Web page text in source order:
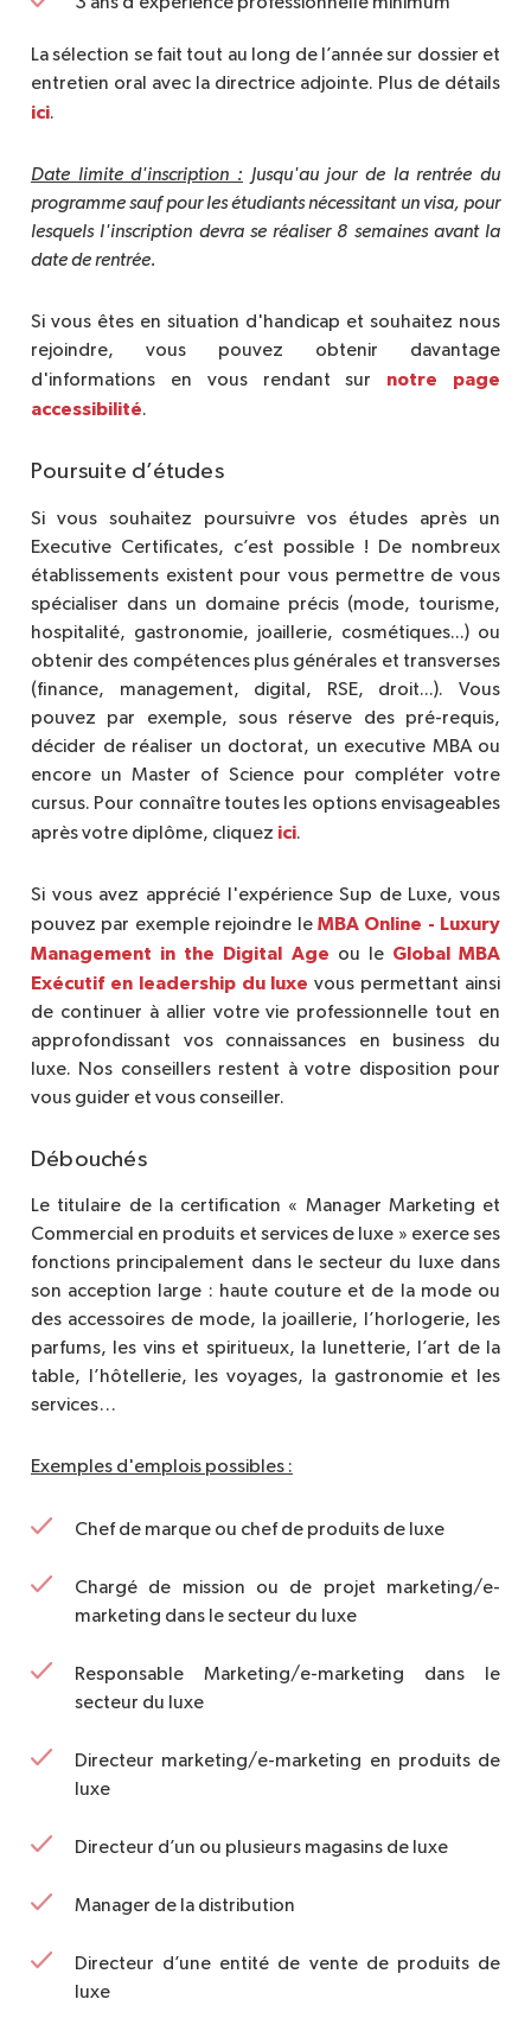
3 ans d’expérience professionnelle minimum
La sélection se fait tout au long de l’année sur dossier et
entretien oral avec la directrice adjointe. Plus de détails
ici.
Date limite d'inscription : Jusqu'au jour de la rentrée du
programme sauf pour les étudiants nécessitant un visa, pour
lesquels l'inscription devra se réaliser 8 semaines avant la
date de rentrée.
Si vous êtes en situation d'handicap et souhaitez nous
rejoindre, vous pouvez obtenir davantage
d'informations en vous rendant sur notre page
accessibilité.
Poursuite d’études
Si vous souhaitez poursuivre vos études après un
Executive Certificates, c’est possible ! De nombreux
établissements existent pour vous permettre de vous
spécialiser dans un domaine précis (mode, tourisme,
hospitalité, gastronomie, joaillerie, cosmétiques...) ou
obtenir des compétences plus générales et transverses
(finance, management, digital, RSE, droit...). Vous
pouvez par exemple, sous réserve des pré-requis,
décider de réaliser un doctorat, un executive MBA ou
encore un Master of Science pour compléter votre
cursus. Pour connaître toutes les options envisageables
après votre diplôme, cliquez ici.
Si vous avez apprécié l'expérience Sup de Luxe, vous
pouvez par exemple rejoindre le MBA Online - Luxury
Management in the Digital Age ou le Global MBA
Exécutif en leadership du luxe vous permettant ainsi
de continuer à allier votre vie professionnelle tout en
approfondissant vos connaissances en business du
luxe. Nos conseillers restent à votre disposition pour
vous guider et vous conseiller.
Débouchés
Le titulaire de la certification « Manager Marketing et
Commercial en produits et services de luxe » exerce ses
fonctions principalement dans le secteur du luxe dans
son acception large : haute couture et de la mode ou
des accessoires de mode, la joaillerie, l’horlogerie, les
parfums, les vins et spiritueux, la lunetterie, l’art de la
table, l’hôtellerie, les voyages, la gastronomie et les
services…
Exemples d'emplois possibles :
Chef de marque ou chef de produits de luxe
Chargé de mission ou de projet marketing/e-
marketing dans le secteur du luxe
Responsable Marketing/e-marketing dans le
secteur du luxe
Directeur marketing/e-marketing en produits de
luxe
Directeur d’un ou plusieurs magasins de luxe
Manager de la distribution
Directeur d’une entité de vente de produits de
luxe